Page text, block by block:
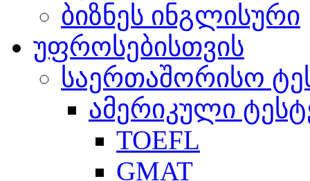
ბიზნეს ინგლისური
უფროსებისთვის
საერთაშორისო
ამერიკული
TOEFL
GMAT